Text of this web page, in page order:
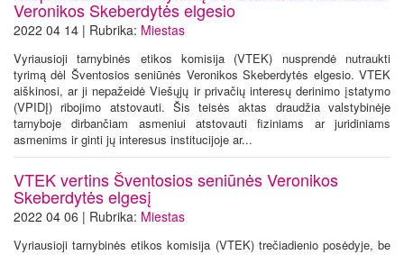
Veronikos Skeberdytės elgesio
2022 04 14 | Rubrika: Miestas
Vyriausioji tarnybinės etikos komisija (VTEK) nusprendė nutraukti
tyrimą dėl Šventosios seniūnės Veronikos Skeberdytės elgesio. VTEK
aiškinosi, ar ji nepažeidė Viešųjų ir privačių interesų derinimo įstatymo
(VPIDĮ) ribojimo atstovauti. Šis teisės aktas draudžia valstybinėje
tarnyboje dirbančiam asmeniui atstovauti fiziniams ar juridiniams
asmenims ir ginti jų interesus institucijoje ar...
VTEK vertins Šventosios seniūnės Veronikos
Skeberdytės elgesį
2022 04 06 | Rubrika: Miestas
Vyriausioji tarnybinės etikos komisija (VTEK) trečiadienio posėdyje, be